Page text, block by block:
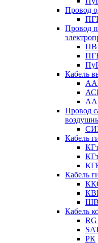
Провод
Провод
Кабель
Провод
Кабель
Кабель
Кабель
RG
РК